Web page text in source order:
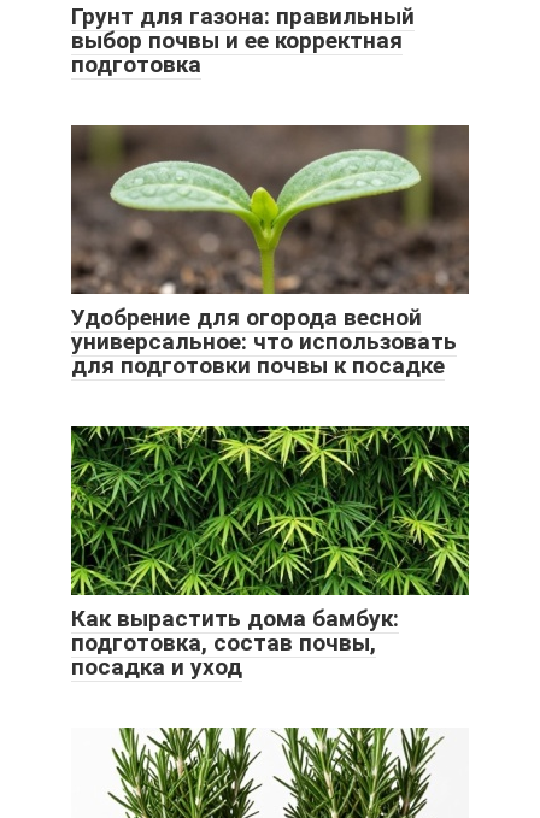
Грунт для газона: правильный
выбор почвы и ее корректная
подготовка
Удобрение для огорода весной
универсальное: что использовать
для подготовки почвы к посадке
Как вырастить дома бамбук:
подготовка, состав почвы,
посадка и уход